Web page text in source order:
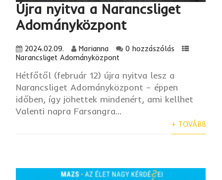
Újra nyitva a Narancsliget
Adományközpont
2024.02.09. Marianna
0 hozzászólás
Narancsliget Adományközpont
Hétfőtől (február 12) újra nyitva lesz a
Narancsliget Adományközpont – éppen
időben, így jöhettek mindenért, ami kellhet
Valenti napra Farsangra...
+ TOVÁBB